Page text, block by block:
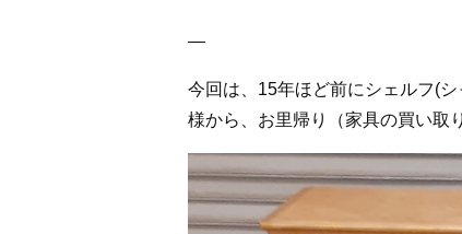
―
今回は、15年ほど前にシェルフ(
様から、お里帰り（家具の買い取